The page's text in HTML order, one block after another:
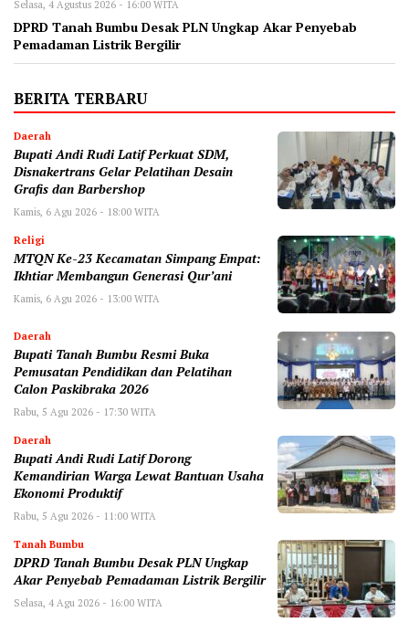
Selasa, 4 Agustus 2026 - 16:00 WITA
DPRD Tanah Bumbu Desak PLN Ungkap Akar Penyebab
Pemadaman Listrik Bergilir
BERITA TERBARU
Daerah
Bupati Andi Rudi Latif Perkuat SDM,
Disnakertrans Gelar Pelatihan Desain
Grafis dan Barbershop
Kamis, 6 Agu 2026 - 18:00 WITA
Religi
MTQN Ke-23 Kecamatan Simpang Empat:
Ikhtiar Membangun Generasi Qur’ani
Kamis, 6 Agu 2026 - 13:00 WITA
Daerah
Bupati Tanah Bumbu Resmi Buka
Pemusatan Pendidikan dan Pelatihan
Calon Paskibraka 2026
Rabu, 5 Agu 2026 - 17:30 WITA
Daerah
Bupati Andi Rudi Latif Dorong
Kemandirian Warga Lewat Bantuan Usaha
Ekonomi Produktif
Rabu, 5 Agu 2026 - 11:00 WITA
Tanah Bumbu
DPRD Tanah Bumbu Desak PLN Ungkap
Akar Penyebab Pemadaman Listrik Bergilir
Selasa, 4 Agu 2026 - 16:00 WITA